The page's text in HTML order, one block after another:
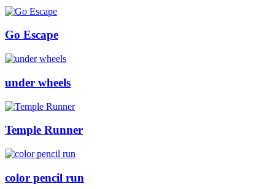
Go Escape
under wheels
Temple Runner
color pencil run